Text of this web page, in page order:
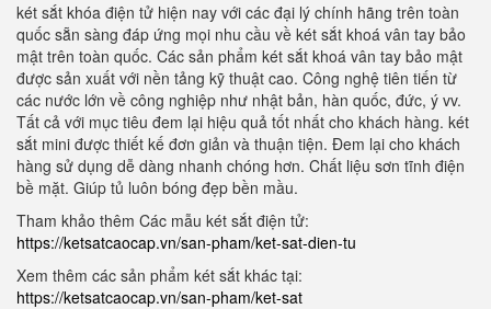
két sắt khóa điện tử hiện nay với các đại lý chính hãng trên toàn
quốc sẵn sàng đáp ứng mọi nhu cầu về két sắt khoá vân tay bảo
mật trên toàn quốc. Các sản phẩm két sắt khoá vân tay bảo mật
được sản xuất với nền tảng kỹ thuật cao. Công nghệ tiên tiến từ
các nước lớn về công nghiệp như nhật bản, hàn quốc, đức, ý vv.
Tất cả với mục tiêu đem lại hiệu quả tốt nhất cho khách hàng. két
sắt mini được thiết kế đơn giản và thuận tiện. Đem lại cho khách
hàng sử dụng dễ dàng nhanh chóng hơn. Chất liệu sơn tĩnh điện
bề mặt. Giúp tủ luôn bóng đẹp bền mầu.
Tham khảo thêm Các mẫu két sắt điện tử:
https://ketsatcaocap.vn/san-pham/ket-sat-dien-tu
Xem thêm các sản phẩm két sắt khác tại:
https://ketsatcaocap.vn/san-pham/ket-sat